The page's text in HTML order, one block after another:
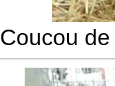
Coucou